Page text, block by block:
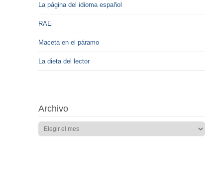
La página del idioma español
RAE
Maceta en el páramo
La dieta del lector
Archivo